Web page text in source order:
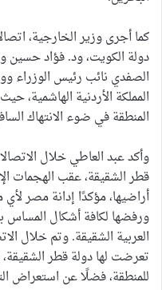
كما أجرى وزير الخارجية،
دولة الكويت، ود. فؤاد حسين
الصفدي نائب رئيس الوزراء
المملكة الأردنية الهاشمية،
المنطقة في ضوء الانتهاك
وأكد عبد العاطي خلال
قطر الشقيقة، عقب الهجمات
أراضيها، مؤكدًا إدانة مصر
ورفضها لكافة أشكال المساس
العربية الشقيقة. وتم خلال
تعرضت لها دولة قطر
للمنطقة، فضلًا عن استعراض